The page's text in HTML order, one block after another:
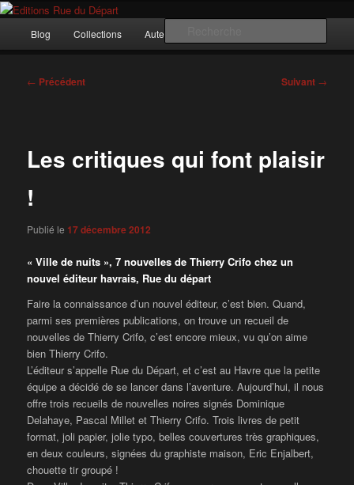
Aller
contenu
Editions Rue du Départ
Incitation au voyage, du roman noir au poème.
principal
Blog Collections Auteurs
Navigation
← Précédent Suivant →
Les critiques qui font plaisir
!
Publié le 17 décembre 2012
« Ville de nuits », 7 nouvelles de Thierry Crifo chez un
nouvel éditeur havrais, Rue du départ
Faire la connaissance d’un nouvel éditeur, c’est bien. Quand,
parmi ses premières publications, on trouve un recueil de
nouvelles de Thierry Crifo, c’est encore mieux, vu qu’on aime
bien Thierry Crifo.
L’éditeur s’appelle Rue du Départ, et c’est au Havre que la petite
équipe a décidé de se lancer dans l’aventure. Aujourd’hui, il nous
offre trois recueils de nouvelles noires signés Dominique
Delahaye, Pascal Millet et Thierry Crifo. Trois livres de petit
format, joli papier, jolie typo, belles couvertures très graphiques,
en deux couleurs, signées du graphiste maison, Eric Enjalbert,
chouette tir groupé !